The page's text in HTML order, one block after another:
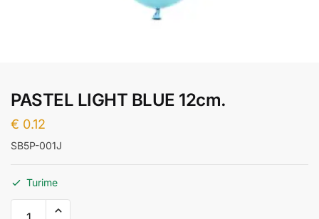
PASTEL LIGHT BLUE 12cm.
€ 0.12
SB5P-001J
Turime